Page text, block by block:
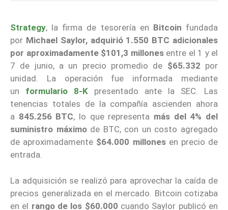
Strategy, la firma de tesorería en Bitcoin fundada
por Michael Saylor, adquirió 1.550 BTC adicionales
por aproximadamente $101,3 millonesentre el 1 y el
7 de junio, a un precio promedio de $65.332 por
unidad. La operación fue informada mediante
un formulario 8-K presentado ante la SEC. Las
tenencias totales de la compañía ascienden ahora
a 845.256 BTC, lo que representa más del 4% del
suministro máximo de BTC, con un costo agregado
de aproximadamente $64.000 millonesen precio de
entrada.
La adquisición se realizó para aprovechar la caída de
precios generalizada en el mercado. Bitcoin cotizaba
en el rango de los $60.000 cuando Saylor publicó en